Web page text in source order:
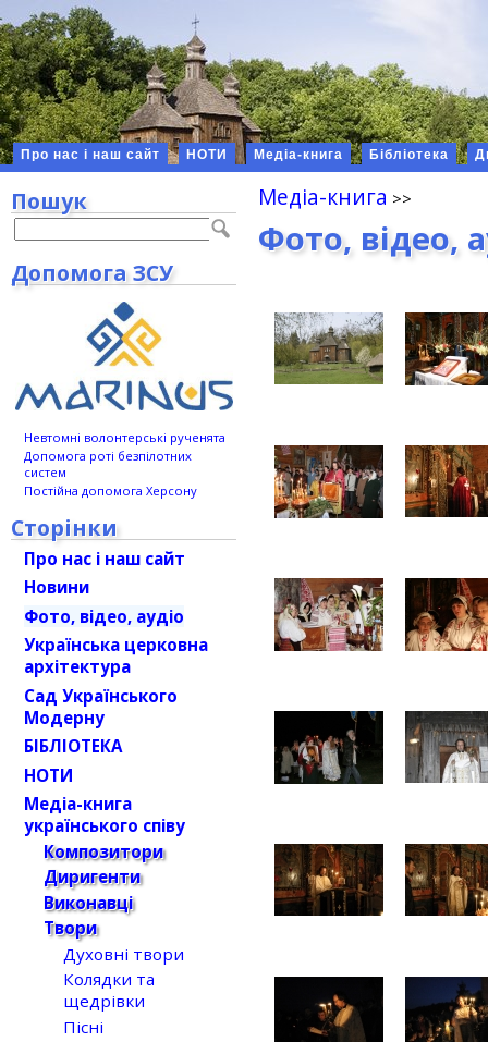
Про нас і наш сайт НОТИ Медіа-книга Бібліотека
Медіа-книга
Фото, відео,
Пошук
Допомога ЗСУ
Невтомні волонтерські рученята
Допомога роті безпілотних
систем
Постійна допомога Херсону
Сторінки
Про нас і наш сайт
Новини
Фото, відео, аудіо
Українська церковна
архітектура
Сад Українського
Модерну
БІБЛІОТЕКА
НОТИ
Медіа-книга
українського співу
Композитори
Диригенти
Виконавці
Твори
Духовні твори
Колядки та
щедрівки
Пісні